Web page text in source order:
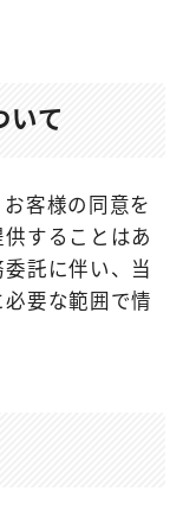
いて
客様の同意を
することはあ
託に伴い、当
要な範囲で情